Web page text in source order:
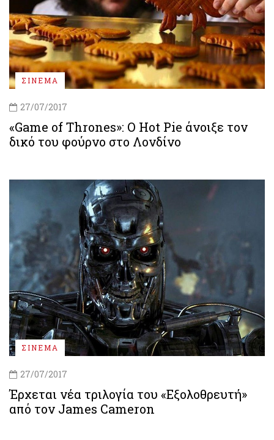
ΣΙΝΕΜΑ
27/07/2017
«Game of Thrones»: Ο Hot Pie άνοιξε τον
δικό του φούρνο στο Λονδίνο
ΣΙΝΕΜΑ
27/07/2017
Έρχεται νέα τριλογία του «Εξολοθρευτή»
από τον James Cameron